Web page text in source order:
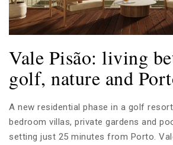
Vale Pisão: living
golf, nature and
A new residential phase in a golf
bedroom villas, private gardens and
setting just 25 minutes from Porto.